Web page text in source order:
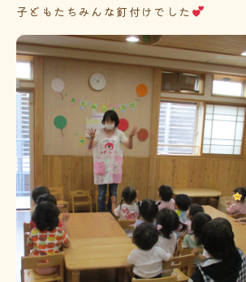
子どもたちみんな釘付けでした